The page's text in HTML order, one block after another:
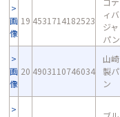
画
像
19 4531714182523
ィバ
ジャ
パン
画
像
20 4903110746034
山崎
製パ
ン